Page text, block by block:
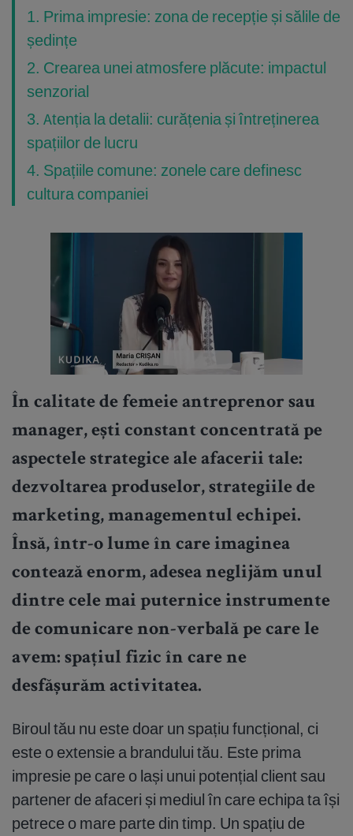
1. Prima impresie: zona de recepție și sălile de
ședințe
2. Crearea unei atmosfere plăcute: impactul
senzorial
3. Atenția la detalii: curățenia și întreținerea
spațiilor de lucru
4. Spațiile comune: zonele care definesc
cultura companiei
În calitate de femeie antreprenor sau
manager, ești constant concentrată pe
aspectele strategice ale afacerii tale:
dezvoltarea produselor, strategiile de
marketing, managementul echipei.
Însă, într-o lume în care imaginea
contează enorm, adesea neglijăm unul
dintre cele mai puternice instrumente
de comunicare non-verbală pe care le
avem: spațiul fizic în care ne
desfășurăm activitatea.
Biroul tău nu este doar un spațiu funcțional, ci
este o extensie a brandului tău. Este prima
impresie pe care o lași unui potențial client sau
partener de afaceri și mediul în care echipa ta își
petrece o mare parte din timp. Un spațiu de